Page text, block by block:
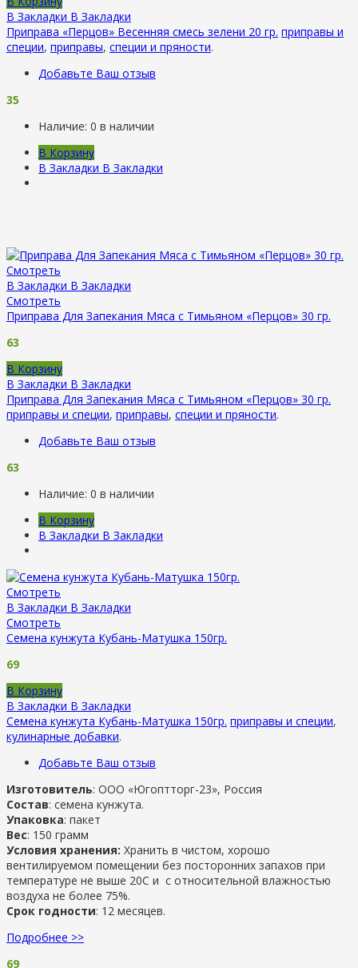
В Закладки В Закладки
Приправа «Перцов» Весенняя смесь зелени 20 гр. приправы и
специи, приправы, специи и пряности.
Добавьте Ваш отзыв
35
Наличие: 0 в наличии
В Корзину
В Закладки В Закладки
Смотреть
В Закладки В Закладки
Смотреть
Приправа Для Запекания Мяса с Тимьяном «Перцов» 30 гр.
63
В Корзину
В Закладки В Закладки
Приправа Для Запекания Мяса с Тимьяном «Перцов» 30 гр.
приправы и специи, приправы, специи и пряности.
Добавьте Ваш отзыв
63
Наличие: 0 в наличии
В Корзину
В Закладки В Закладки
Смотреть
В Закладки В Закладки
Смотреть
Семена кунжута Кубань-Матушка 150гр.
69
В Корзину
В Закладки В Закладки
Семена кунжута Кубань-Матушка 150гр. приправы и специи,
кулинарные добавки.
Добавьте Ваш отзыв
Изготовитель: ООО «Югоптторг-23», Россия
Состав: семена кунжута.
Упаковка: пакет
Вес: 150 грамм
Условия хранения: Хранить в чистом, хорошо
вентилируемом помещении без посторонних запахов при
температуре не выше 20С и с относительной влажностью
воздуха не более 75%.
Срок годности: 12 месяцев.
Подробнее >>
69